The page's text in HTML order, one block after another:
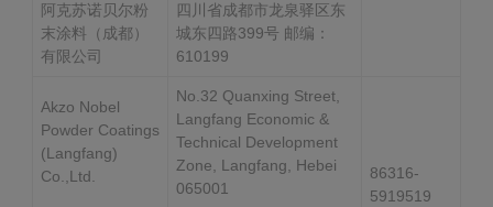
阿克苏诺贝尔粉
末涂料（成都）
有限公司
四川省成都市龙泉驿区东
城东四路399号 邮编：
610199
Akzo Nobel
Powder Coatings
(Langfang)
Co.,Ltd.
No.32 Quanxing Street,
Langfang Economic &
Technical Development
Zone, Langfang, Hebei
065001
86316-
5919519